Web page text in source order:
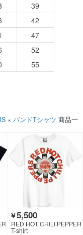
39
42
47
52
55
× バンドTシャツ 商品一
￥5,500
RED HOT CHILI PEPPER
S
T-shirt